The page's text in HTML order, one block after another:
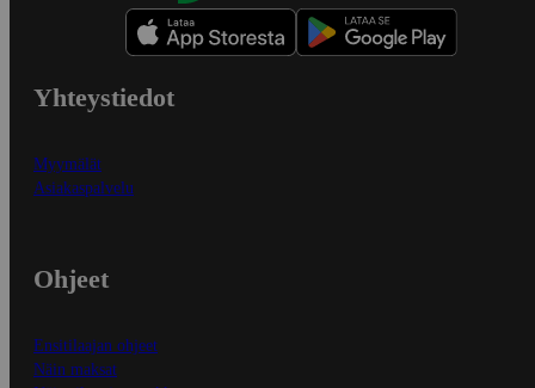
Yhteystiedot
Myymälät
Asiakaspalvelu
Ohjeet
Ensitilaajan ohjeet
Näin maksat